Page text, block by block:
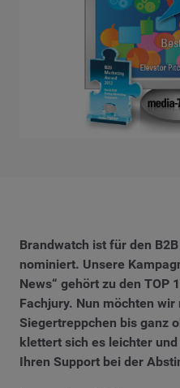
Brandwatch ist für den
nominiert. Unsere
News“ gehört zu den TOP
Fachjury. Nun möchten
Siegertreppchen bis ganz
klettert sich es leichter
Ihren Support bei der